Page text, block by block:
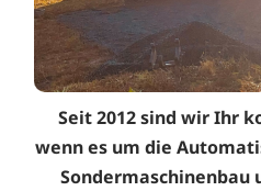
Seit 2012 sind wir Ihr
wenn es um die
Sondermaschinenbau